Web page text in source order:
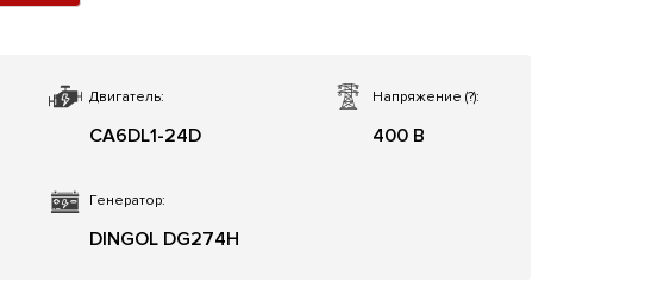
Двигатель:
CA6DL1-24D
Напряжение(?):
400 В
Генератор:
DINGOL DG274H